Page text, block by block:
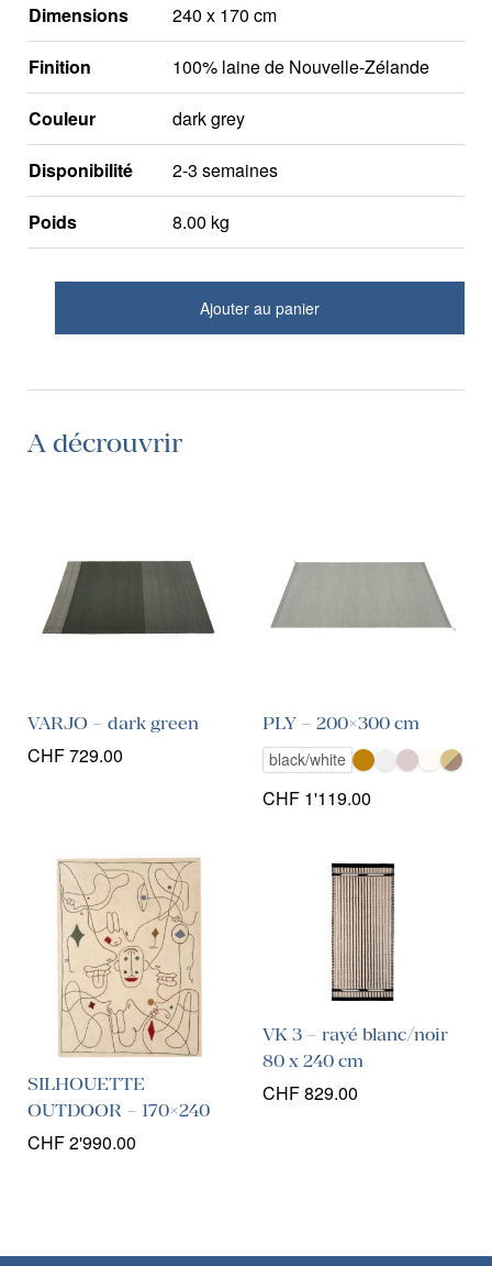
Dimensions 240 x 170 cm
Finition 100% laine de Nouvelle-Zélande
Couleur dark grey
Disponibilité 2-3 semaines
Poids 8.00 kg
Ajouter au panier
A décrouvrir
VARJO – dark green
CHF729.00
PLY – 200×300 cm
black/white
CHF 1'119.00
SILHOUETTE
OUTDOOR – 170×240
CHF2'990.00
VK 3 – rayé blanc/noir
80 x 240 cm
CHF829.00